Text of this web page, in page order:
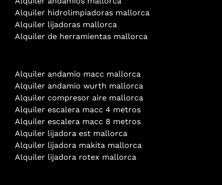
Alquiler hidrolimpiadoras mallorca
Alquiler lijadoras mallorca
Alquiler de herramientas mallorca
Alquiler andamio macc mallorca
Alquiler andamio wurth mallorca
Alquiler compresor aire mallorca
Alquiler escalera macc 4 metros
Alquiler escalera macc 8 metros
Alquiler lijadora est mallorca
Alquiler lijadora makita mallorca
Alquiler lijadora rotex mallorca